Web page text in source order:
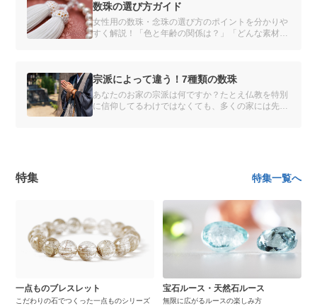
数珠の選び方ガイド
女性用の数珠・念珠の選び方のポイントを分かりや
すく解説！「色と年齢の関係は？」「どんな素材を
ービスも。
宗派によって違う！7種類の数珠
あなたのお家の宗派は何ですか？たとえ仏教を特別
に信仰してるわけではなくても、多くの家には先祖
特集 特集一覧へ
一点ものブレスレット
こだわりの石でつくった一点ものシリーズ
宝石ルース・天然石ルース
無限に広がるルースの楽しみ方